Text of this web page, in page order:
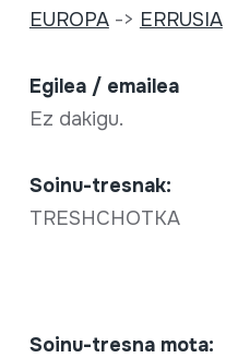
EUROPA-> ERRUSIA
Egilea / emailea
Ez dakigu.
Soinu-tresnak:
TRESHCHOTKA
Soinu-tresna mota: